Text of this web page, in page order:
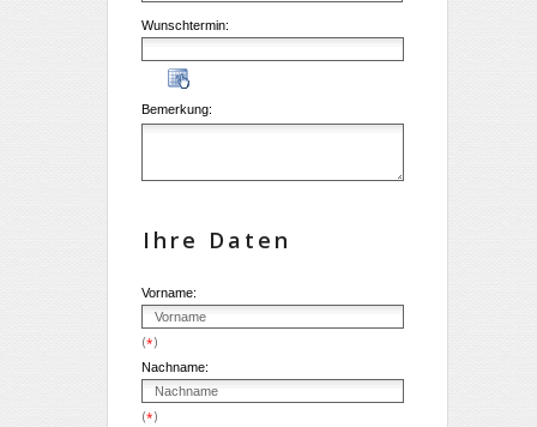
Wunschtermin:
Bemerkung:
Ihre Daten
Vorname:
(*)
Nachname:
(*)